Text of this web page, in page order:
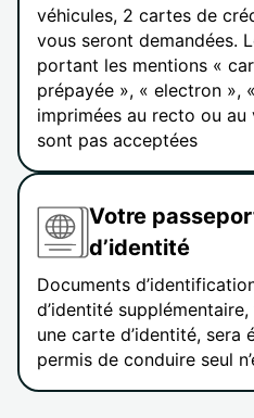
véhicules, 2 cartes de
vous seront demandées.
portant les mentions «
prépayée », « electron »,
imprimées au recto ou
sont pas acceptées
Votre
d’identité
Documents
d’identité
une carte d’identité, sera
permis de conduire seul